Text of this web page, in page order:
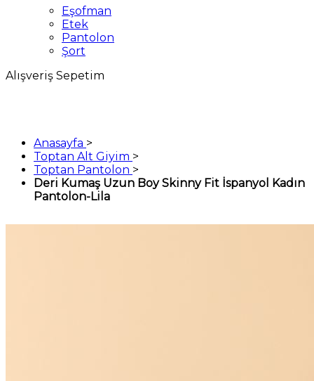
Eşofman
Etek
Pantolon
Şort
Alışveriş Sepetim
Anasayfa >
Toptan Alt Giyim >
Toptan Pantolon >
Deri Kumaş Uzun Boy Skinny Fit İspanyol Kadın
Pantolon-Lila